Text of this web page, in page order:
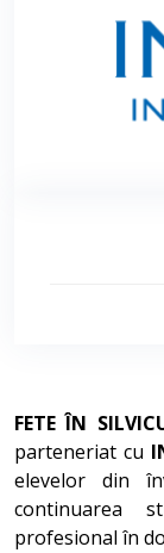
FETE ÎN
parteneriat cu
elevelor din
continuarea
profesional în